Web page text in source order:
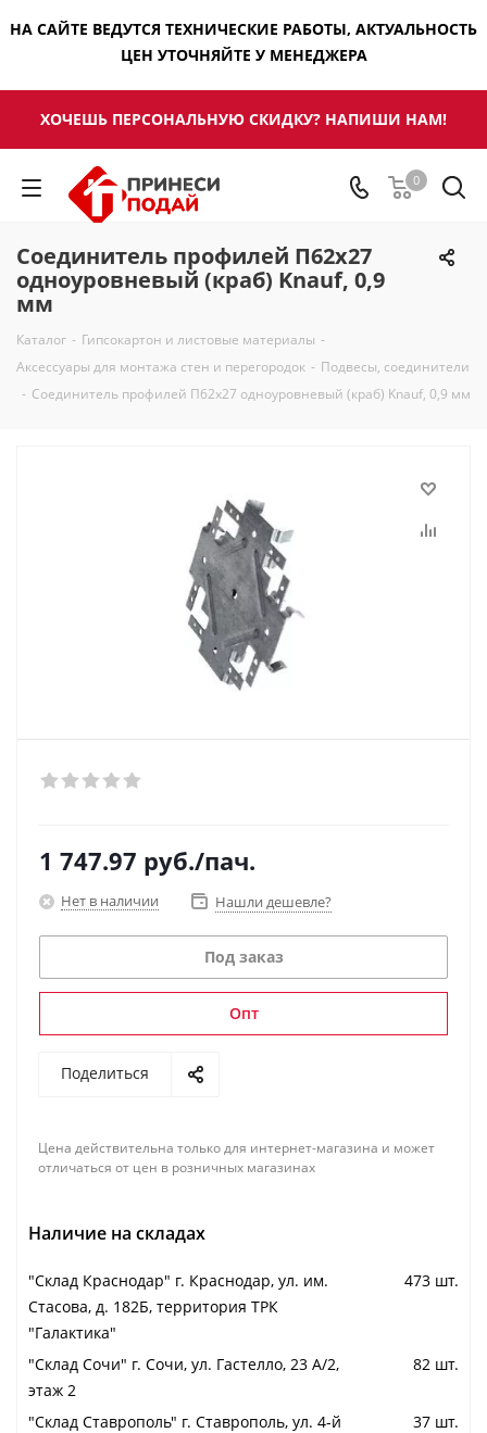
НА САЙТЕ ВЕДУТСЯ ТЕХНИЧЕСКИЕ РАБОТЫ, АКТУАЛЬНОСТЬ
ЦЕН УТОЧНЯЙТЕ У МЕНЕДЖЕРА
ХОЧЕШЬ ПЕРСОНАЛЬНУЮ СКИДКУ? НАПИШИ НАМ!
0
Соединитель профилей П62х27
одноуровневый (краб) Knauf, 0,9
мм
Каталог - Гипсокартон и листовые материалы -
Аксессуары для монтажа стен и перегородок - Подвесы, соединители
- Соединитель профилей П62х27 одноуровневый (краб) Knauf, 0,9 мм
1 747.97 руб./пач.
Нет в наличии Нашли дешевле?
Под заказ
Опт
Поделиться
Цена действительна только для интернет-магазина и может
отличаться от цен в розничных магазинах
Наличие на складах
"Cклад Краснодар" г. Краснодар, ул. им.
Стасова, д. 182Б, территория ТРК
"Галактика"
473 шт.
"Cклад Сочи" г. Сочи, ул. Гастелло, 23 А/2,
этаж 2
82 шт.
"Cклад Ставрополь" г. Ставрополь, ул. 4-й
37 шт.